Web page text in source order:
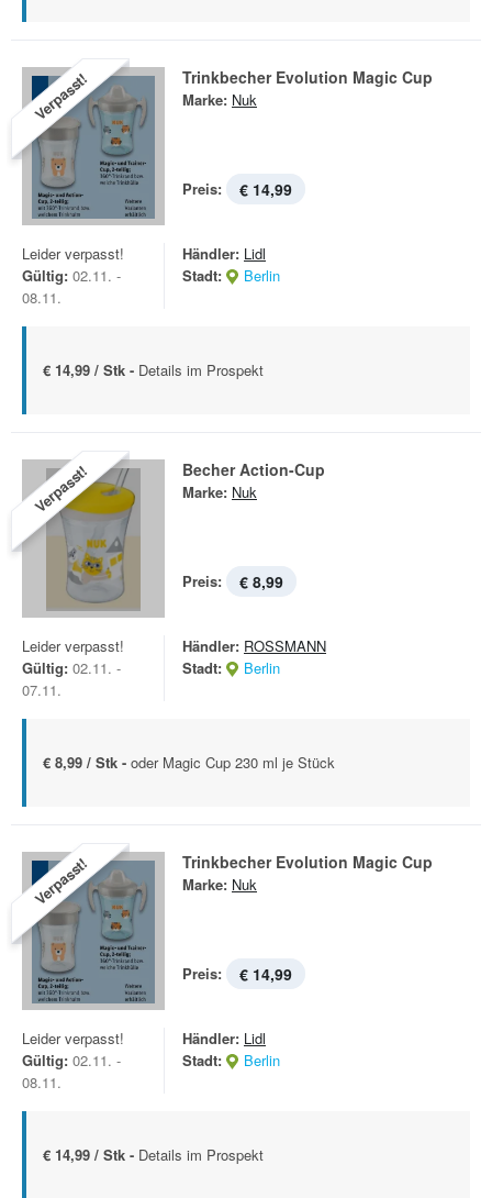
Verpasst! Trinkbecher Evolution Magic Cup
Marke: Nuk
Preis: € 14,99
Leider verpasst!
Gültig: 02.11. -
08.11.
Händler: Lidl
Stadt:
Berlin
€ 14,99 / Stk - Details im Prospekt
Verpasst! Becher Action-Cup
Marke: Nuk
Preis: € 8,99
Leider verpasst!
Gültig: 02.11. -
07.11.
Händler: ROSSMANN
Stadt:
Berlin
€ 8,99 / Stk - oder Magic Cup 230 ml je Stück
Verpasst! Trinkbecher Evolution Magic Cup
Marke: Nuk
Preis: € 14,99
Leider verpasst!
Gültig: 02.11. -
08.11.
Händler: Lidl
Stadt:
Berlin
€ 14,99 / Stk - Details im Prospekt